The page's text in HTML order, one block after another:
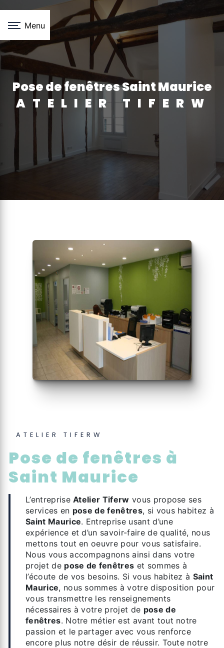
Menu
pose de fenêtres Saint Maurice
ATELIER TIFERW
ATELIER TIFERW
pose de fenêtres à
Saint Maurice
L’entrepriseAtelier Tiferw vous propose ses
services en pose de fenêtres, si vous habitez à
Saint Maurice. Entreprise usant d’une
expérience et d’un savoir-faire de qualité, nous
mettons tout en oeuvre pour vous satisfaire.
Nous vous accompagnons ainsi dans votre
projet de pose de fenêtres et sommes à
l’écoute de vos besoins. Si vous habitez à Saint
Maurice, nous sommes à votre disposition pour
vous transmettre les renseignements
nécessaires à votre projet de pose de
fenêtres. Notre métier est avant tout notre
passion et le partager avec vous renforce
encore plus notre désir de réussir. Toute notre
Panneau de gestion des cookies